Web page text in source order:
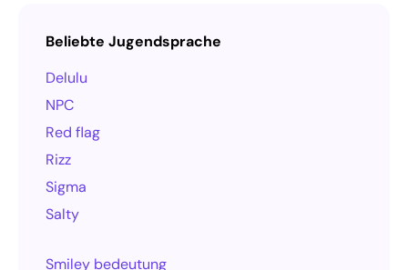
Beliebte Jugendsprache
Delulu
NPC
Red flag
Rizz
Sigma
Salty
Smiley bedeutung